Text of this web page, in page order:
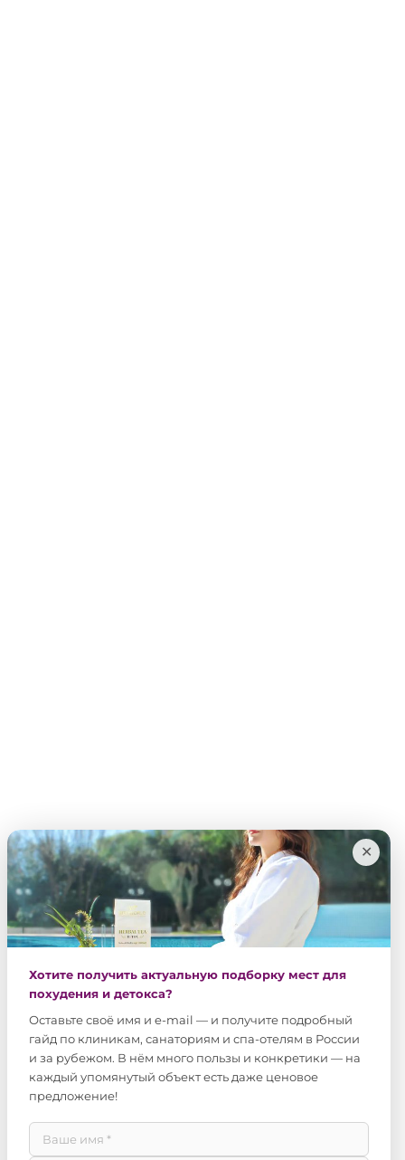
✕
Хотите получить актуальную подборку мест для
похудения и детокса?
Оставьте своё имя и e-mail — и получите подробный
гайд по клиникам, санаториям и спа-отелям в России
и за рубежом. В нём много пользы и конкретики — на
каждый упомянутый объект есть даже ценовое
предложение!